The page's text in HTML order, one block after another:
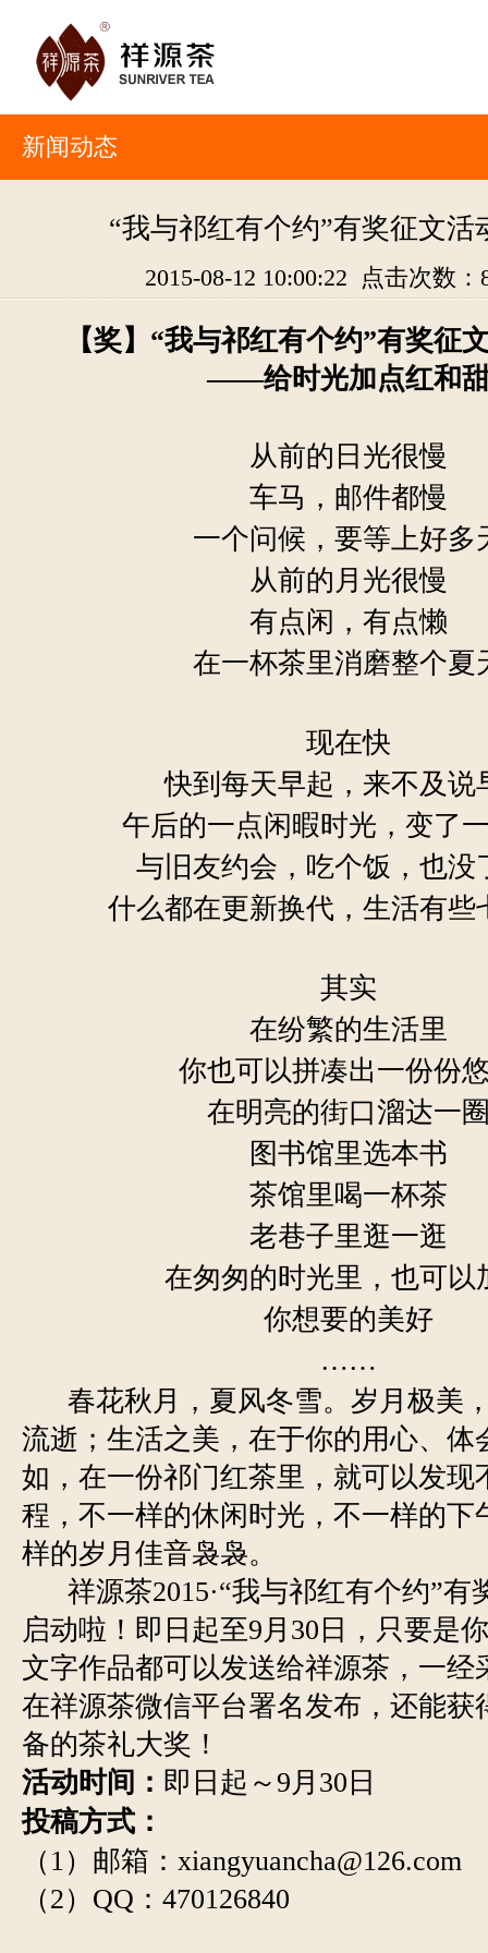
新闻动态
“我与祁红有个约”有奖征文活
2015-08-12 10:00:22 点击次数：
【奖】“我与祁红有个约”有奖征
——给时光加点红和
从前的日光很慢
车马，邮件都慢
一个问候，要等上好多
从前的月光很慢
有点闲，有点懒
在一杯茶里消磨整个夏
现在快
快到每天早起，来不及说
午后的一点闲暇时光，变了
与旧友约会，吃个饭，也没
什么都在更新换代，生活有些
其实
在纷繁的生活里
你也可以拼凑出一份份
在明亮的街口溜达一
图书馆里选本书
茶馆里喝一杯茶
老巷子里逛一逛
在匆匆的时光里，也可以
你想要的美好
……
春花秋月，夏风冬雪。岁月极美
流逝；生活之美，在于你的用心、体
如，在一份祁门红茶里，就可以发现
程，不一样的休闲时光，不一样的下
样的岁月佳音袅袅。
祥源茶2015·“我与祁红有个约”有
启动啦！即日起至9月30日，只要是
文字作品都可以发送给祥源茶，一经
在祥源茶微信平台署名发布，还能获
备的茶礼大奖！
活动时间： 即日起～9月30日
投稿方式：
（1）邮箱：xiangyuancha@126.com
（2）QQ：470126840